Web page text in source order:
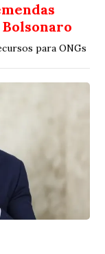
para ONGs